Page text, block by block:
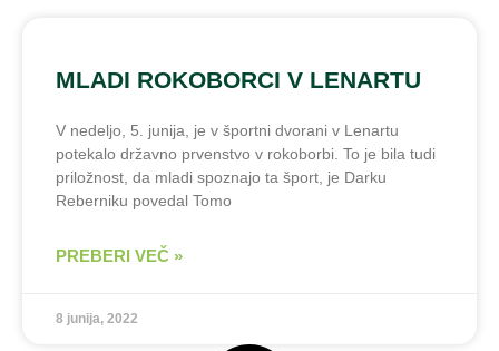
MLADI ROKOBORCI V LENARTU
V nedeljo, 5. junija, je v športni dvorani v Lenartu
potekalo državno prvenstvo v rokoborbi. To je bila tudi
priložnost, da mladi spoznajo ta šport, je Darku
Reberniku povedal Tomo
PREBERI VEČ »
8 junija, 2022